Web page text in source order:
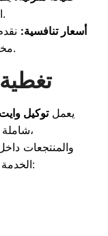
الحاجة لنقلها.
أسعار تنافسية:
مخفضة وتنافسية.
يعملتوكيل
شاملة لكافة القرى السياحية، الفنادق،
والمنتجعات
الخدمة المعتمد ليشمل المناطق التالية: